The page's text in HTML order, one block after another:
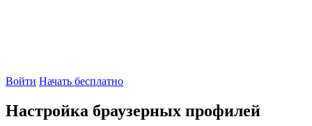
Войти Начать бесплатно
Настройка браузерных профилей